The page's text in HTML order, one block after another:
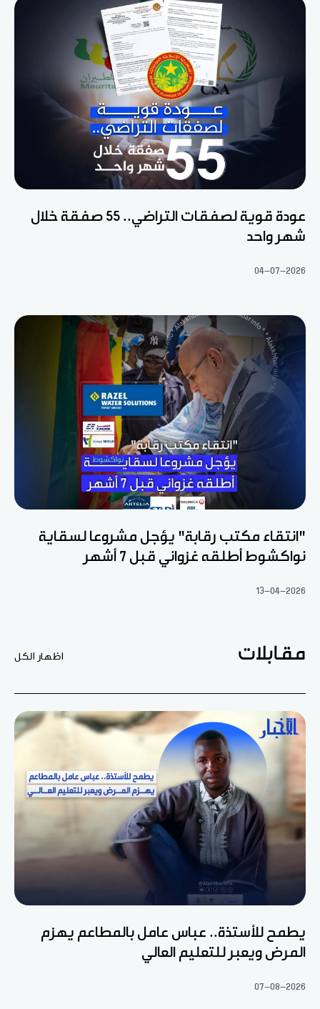
عودة قوية لصفقات التراضي.. 55 صفقة خلال
شهر واحد
04-07-2026
"انتقاء مكتب رقابة" يؤجل مشروعا لسقاية
نواكشوط أطلقه غزواني قبل 7 أشهر
13-04-2026
مقابلات اظهار الكل
يطمح للأستذة.. عباس عامل بالمطاعم يهزم
المرض ويعبر للتعليم العالي
07-08-2026